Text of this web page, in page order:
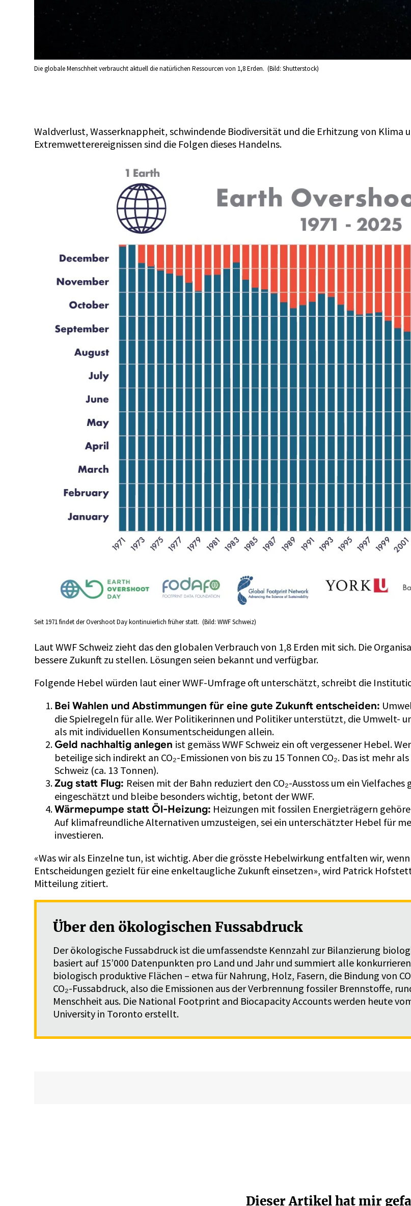
Die globale Menschheit verbraucht aktuell die natürlichen Ressourcen von 1,8 Erden. (Bild: Shutterstock)
Waldverlust, Wasserknappheit, schwindende Biodiversität und die Erhitzung von Klima
Extremwetterereignissen sind die Folgen dieses Handelns.
Seit 1971 findet der Overshoot Day kontinuierlich früher statt. (Bild: WWF Schweiz)
Laut WWF Schweiz zieht das den globalen Verbrauch von 1,8 Erden mit sich. Die
bessere Zukunft zu stellen. Lösungen seien bekannt und verfügbar.
Folgende Hebel würden laut einer WWF-Umfrage oft unterschätzt, schreibt die
Bei Wahlen und Abstimmungen für eine gute Zukunft entscheiden:
die Spielregeln für alle. Wer Politikerinnen und Politiker unterstützt, die Umwelt-
als mit individuellen Konsumentscheidungen allein.
Geld nachhaltig anlegen ist gemäss WWF Schweiz ein oft vergessener Hebel.
beteilige sich indirekt an CO₂-Emissionen von bis zu 15 Tonnen CO₂. Das ist mehr
Schweiz (ca. 13 Tonnen).
Zug statt Flug: Reisen mit der Bahn reduziert den CO₂-Ausstoss um ein
eingeschätzt und bleibe besonders wichtig, betont der WWF.
Wärmepumpe statt Öl-Heizung: Heizungen mit fossilen Energieträgern
Auf klimafreundliche Alternativen umzusteigen, sei ein unterschätzter Hebel für
investieren.
«Was wir als Einzelne tun, ist wichtig. Aber die grösste Hebelwirkung entfalten wir,
Entscheidungen gezielt für eine enkeltaugliche Zukunft einsetzen», wird Patrick
Mitteilung zitiert.
Über den ökologischen Fussabdruck
Der ökologische Fussabdruck ist die umfassendste Kennzahl zur Bilanzierung
basiert auf 15’000 Datenpunkten pro Land und Jahr und summiert alle
biologisch produktive Flächen – etwa für Nahrung, Holz, Fasern, die Bindung von
CO₂-Fussabdruck, also die Emissionen aus der Verbrennung fossiler Brennstoffe,
Menschheit aus. Die National Footprint and Biocapacity Accounts werden heute
University in Toronto erstellt.
Dieser Artikel hat mir